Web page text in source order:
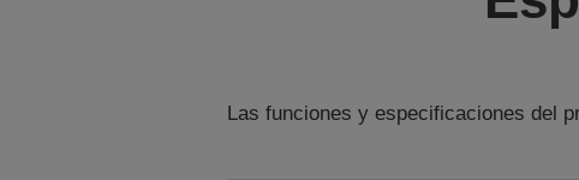
Las funciones y especificaciones del